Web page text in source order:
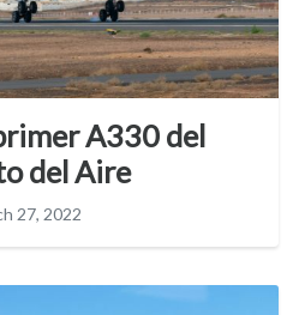
A330 del
del Aire
27, 2022